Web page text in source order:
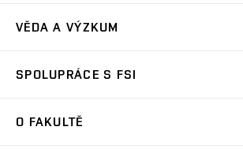
Ambasadoři studia
Zápisy
Studijní předpisy
Pro prváky
VĚDA A VÝZKUM
Oblasti výzkumu
SPOLUPRÁCE S FSI
O FAKULTĚ